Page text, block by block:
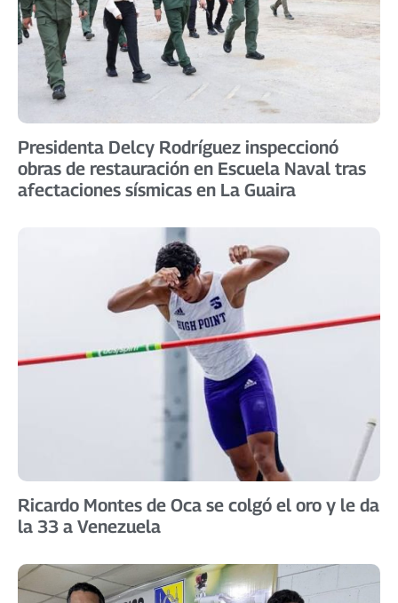
Presidenta Delcy Rodríguez inspeccionó
obras de restauración en Escuela Naval tras
afectaciones sísmicas en La Guaira
Ricardo Montes de Oca se colgó el oro y le da
la 33 a Venezuela